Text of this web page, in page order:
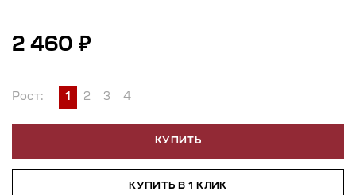
2 460 ₽
Рост: 1 2 3 4
КУПИТЬ
КУПИТЬ В 1 КЛИК